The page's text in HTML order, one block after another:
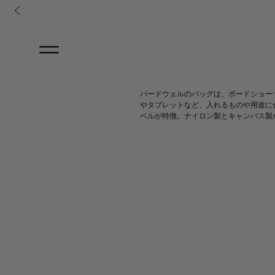
バードウェルのバッグは、ボードショ
やタブレットなど、入れるものや用途
ベルが特徴。ナイロン製とキャンバス